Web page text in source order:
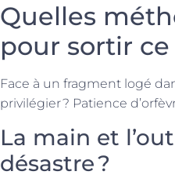
Quelles
pour sortir
Face à un fragment logé
privilégier ? Patience
La main et
désastre ?